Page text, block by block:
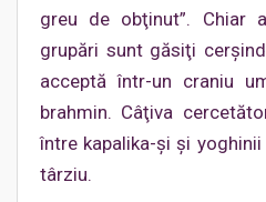
greu de obţinut”. Chiar
grupări sunt găsiţi
acceptă într-un craniu
brahmin. Câţiva
între kapalika-şi şi
târziu.